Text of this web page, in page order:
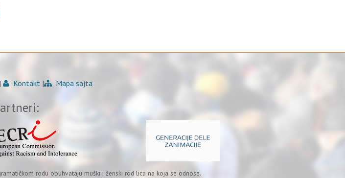
| Kontakt | Mapa sajta
rodu obuhvataju muški i ženski rod lica na koja se odnose.